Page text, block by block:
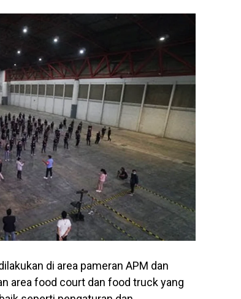
di area pameran APM dan
area food court dan food truck yang